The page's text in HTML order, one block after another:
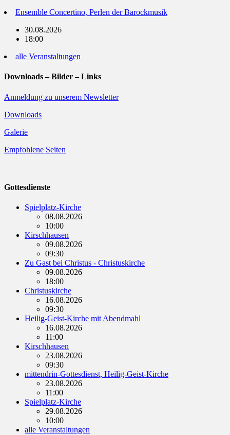
Ensemble Concertino, Perlen der Barockmusik
30.08.2026
18:00
alle Veranstaltungen
Downloads – Bilder – Links
Anmeldung zu unserem Newsletter
Downloads
Galerie
Empfohlene Seiten
Gottesdienste
Spielplatz-Kirche
08.08.2026
10:00
Kirschhausen
09.08.2026
09:30
Zu Gast bei Christus - Christuskirche
09.08.2026
18:00
Christuskirche
16.08.2026
09:30
Heilig-Geist-Kirche mit Abendmahl
16.08.2026
11:00
Kirschhausen
23.08.2026
09:30
mittendrin-Gottesdienst, Heilig-Geist-Kirche
23.08.2026
11:00
Spielplatz-Kirche
29.08.2026
10:00
alle Veranstaltungen